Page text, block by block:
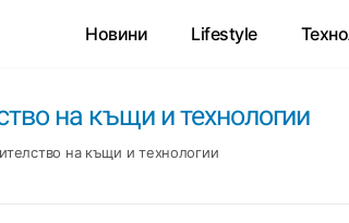
Новини Lifestyle
на къщи и технологии
на къщи и технологии